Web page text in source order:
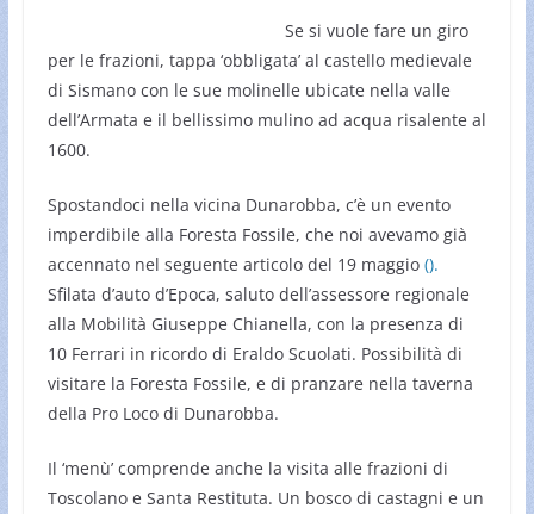
Se si vuole fare un giro
per le frazioni, tappa ‘obbligata’ al castello medievale
di Sismano con le sue molinelle ubicate nella valle
dell’Armata e il bellissimo mulino ad acqua risalente al
1600.
Spostandoci nella vicina Dunarobba, c’è un evento
imperdibile alla Foresta Fossile, che noi avevamo già
accennato nel seguente articolo del 19 maggio ().
Sfilata d’auto d’Epoca, saluto dell’assessore regionale
alla Mobilità Giuseppe Chianella, con la presenza di
10 Ferrari in ricordo di Eraldo Scuolati. Possibilità di
visitare la Foresta Fossile, e di pranzare nella taverna
della Pro Loco di Dunarobba.
Il ‘menù’ comprende anche la visita alle frazioni di
Toscolano e Santa Restituta. Un bosco di castagni e un